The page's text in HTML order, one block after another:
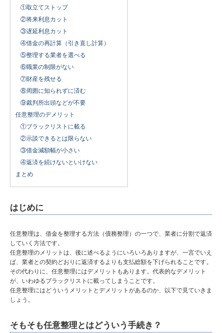
①取立てストップ
②将来利息カット
③遅延利息カット
④借金の再計算（引き直し計算）
⑤整理する業者を選べる
⑥職業の制限がない
⑦財産を残せる
⑧周囲に知られずに済む
⑨裁判所出頭などが不要
任意整理のデメリット
①ブラックリストに載る
②示談できるとは限らない
③借金減額幅が小さい
④返済を続けないといけない
まとめ
はじめに
任意整理は、借金を整理する方法（債務整理）の一つで、業者に分割で返済
していく方法です。
任意整理のメリットは、後に述べるようにいろいろありますが、一言でいえ
ば、業者との契約どおりに返済するよりも支払総額を下げられることです。
その代わりに、任意整理にはデメリットもあります。代表的なデメリット
が、いわゆるブラックリストに載ってしまうことです。
任意整理にはどういうメリットとデメリットがあるのか、以下で見ていきま
しょう。
そもそも任意整理とはどういう手続き？